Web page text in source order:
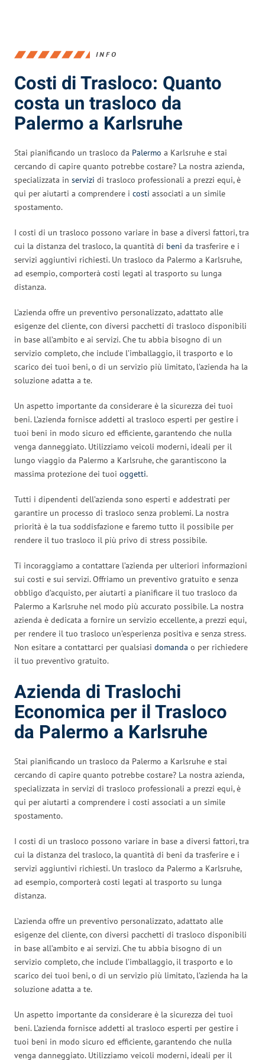
INFO
Costi di Trasloco: Quanto
costa un trasloco da
Palermo a Karlsruhe
Stai pianificando un trasloco da Palermo a Karlsruhe e stai
cercando di capire quanto potrebbe costare? La nostra azienda,
specializzata in servizi di trasloco professionali a prezzi equi, è
qui per aiutarti a comprendere i costi associati a un simile
spostamento.
I costi di un trasloco possono variare in base a diversi fattori, tra
cui la distanza del trasloco, la quantità di beni da trasferire e i
servizi aggiuntivi richiesti. Un trasloco da Palermo a Karlsruhe,
ad esempio, comporterà costi legati al trasporto su lunga
distanza.
L’azienda offre un preventivo personalizzato, adattato alle
esigenze del cliente, con diversi pacchetti di trasloco disponibili
in base all’ambito e ai servizi. Che tu abbia bisogno di un
servizio completo, che include l’imballaggio, il trasporto e lo
scarico dei tuoi beni, o di un servizio più limitato, l’azienda ha la
soluzione adatta a te.
Un aspetto importante da considerare è la sicurezza dei tuoi
beni. L’azienda fornisce addetti al trasloco esperti per gestire i
tuoi beni in modo sicuro ed efficiente, garantendo che nulla
venga danneggiato. Utilizziamo veicoli moderni, ideali per il
lungo viaggio da Palermo a Karlsruhe, che garantiscono la
massima protezione dei tuoi oggetti.
Tutti i dipendenti dell’azienda sono esperti e addestrati per
garantire un processo di trasloco senza problemi. La nostra
priorità è la tua soddisfazione e faremo tutto il possibile per
rendere il tuo trasloco il più privo di stress possibile.
Ti incoraggiamo a contattare l’azienda per ulteriori informazioni
sui costi e sui servizi. Offriamo un preventivo gratuito e senza
obbligo d’acquisto, per aiutarti a pianificare il tuo trasloco da
Palermo a Karlsruhe nel modo più accurato possibile. La nostra
azienda è dedicata a fornire un servizio eccellente, a prezzi equi,
per rendere il tuo trasloco un’esperienza positiva e senza stress.
Non esitare a contattarci per qualsiasi domanda o per richiedere
il tuo preventivo gratuito.
Azienda di Traslochi
Economica per il Trasloco
da Palermo a Karlsruhe
Stai pianificando un trasloco da Palermo a Karlsruhe e stai
cercando di capire quanto potrebbe costare? La nostra azienda,
specializzata in servizi di trasloco professionali a prezzi equi, è
qui per aiutarti a comprendere i costi associati a un simile
spostamento.
I costi di un trasloco possono variare in base a diversi fattori, tra
cui la distanza del trasloco, la quantità di beni da trasferire e i
servizi aggiuntivi richiesti. Un trasloco da Palermo a Karlsruhe,
ad esempio, comporterà costi legati al trasporto su lunga
distanza.
L’azienda offre un preventivo personalizzato, adattato alle
esigenze del cliente, con diversi pacchetti di trasloco disponibili
in base all’ambito e ai servizi. Che tu abbia bisogno di un
servizio completo, che include l’imballaggio, il trasporto e lo
scarico dei tuoi beni, o di un servizio più limitato, l’azienda ha la
soluzione adatta a te.
Un aspetto importante da considerare è la sicurezza dei tuoi
beni. L’azienda fornisce addetti al trasloco esperti per gestire i
tuoi beni in modo sicuro ed efficiente, garantendo che nulla
venga danneggiato. Utilizziamo veicoli moderni, ideali per il